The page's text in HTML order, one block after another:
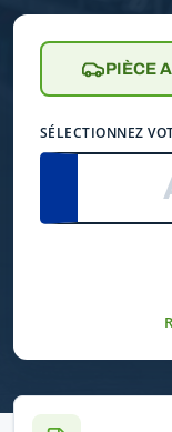
PIÈCE
SÉLECTIONNEZ